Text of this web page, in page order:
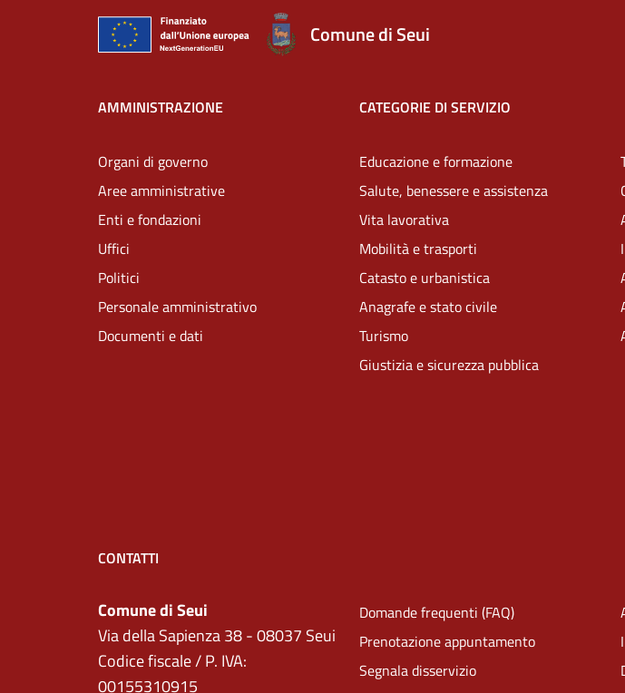
Comune di Seui
AMMINISTRAZIONE
Organi di governo
Aree amministrative
Enti e fondazioni
Uffici
Politici
Personale amministrativo
Documenti e dati
CATEGORIE DI SERVIZIO
Educazione e formazione
Salute, benessere e assistenza
Vita lavorativa
Mobilità e trasporti
Catasto e urbanistica
Anagrafe e stato civile
Turismo
Giustizia e sicurezza pubblica
CONTATTI
Comune di Seui
Via della Sapienza 38 - 08037 Seui
Codice fiscale / P. IVA:
00155310915
Domande frequenti (FAQ)
Prenotazione appuntamento
Segnala disservizio